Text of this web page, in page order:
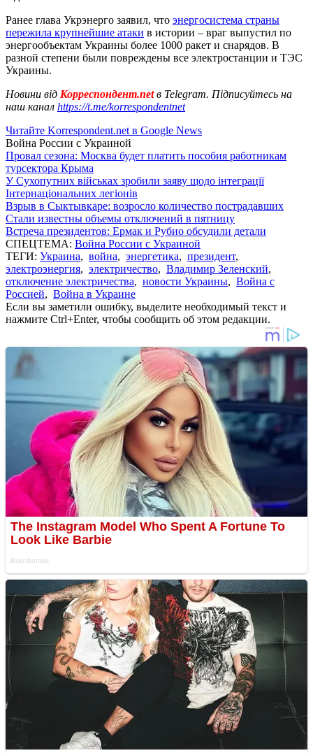
Ранее глава Укрэнерго заявил, что энергосистема страны
пережила крупнейшие атаки в истории – враг выпустил по
энергообъектам Украины более 1000 ракет и снарядов. В
разной степени были повреждены все электростанции и ТЭС
Украины.
Новини від Корреспондент.netв Telegram. Підписуйтесь на
наш канал https://t.me/korrespondentnet
Читайте Korrespondent.net в Google News
Война России с Украиной
Провал сезона: Москва будет платить пособия работникам
турсектора Крыма
У Сухопутних військах зробили заяву щодо інтеграції
Інтернаціональних легіонів
Взрыв в Сыктывкаре: возросло количество пострадавших
Стали известны объемы отключений в пятницу
Встреча президентов: Ермак и Рубио обсудили детали
СПЕЦТЕМА: Война России с Украиной
ТЕГИ: Украина, война, энергетика, президент,
электроэнергия, электричество, Владимир Зеленский,
отключение электричества, новости Украины, Война с
Россией, Война в Украине
Если вы заметили ошибку, выделите необходимый текст и
нажмите Ctrl+Enter, чтобы сообщить об этом редакции.